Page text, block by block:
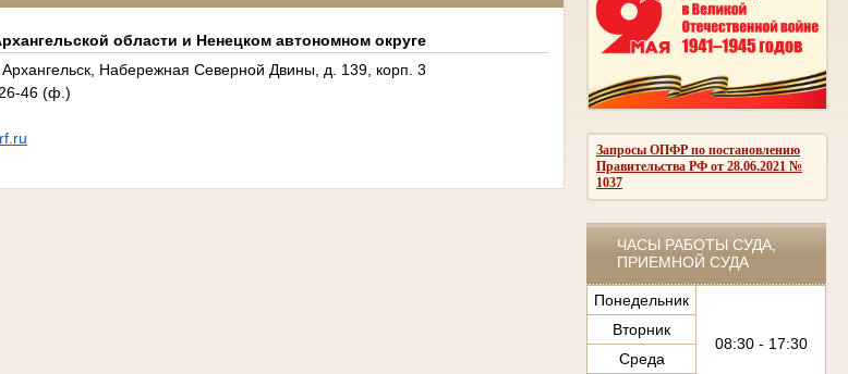
Запросы ОПФР по постановлению
Правительства РФ от 28.06.2021 №
1037
ЧАСЫ РАБОТЫ СУДА,
ПРИЕМНОЙ СУДА
Понедельник
08:30 - 17:30
Вторник
Среда
области и Ненецком автономном округе
Набережная Северной Двины, д. 139, корп. 3
46 (ф.)